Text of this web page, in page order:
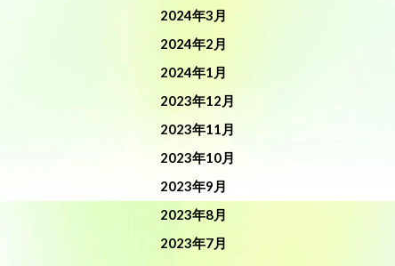
2024年3月
2024年2月
2024年1月
2023年12月
2023年11月
2023年10月
2023年9月
2023年8月
2023年7月